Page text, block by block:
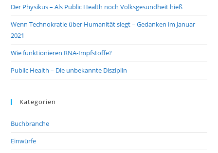
Der Physikus – Als Public Health noch Volksgesundheit hieß
Wenn Technokratie über Humanität siegt – Gedanken im Januar
2021
Wie funktionieren RNA-Impfstoffe?
Public Health – Die unbekannte Disziplin
Kategorien
Buchbranche
Einwürfe